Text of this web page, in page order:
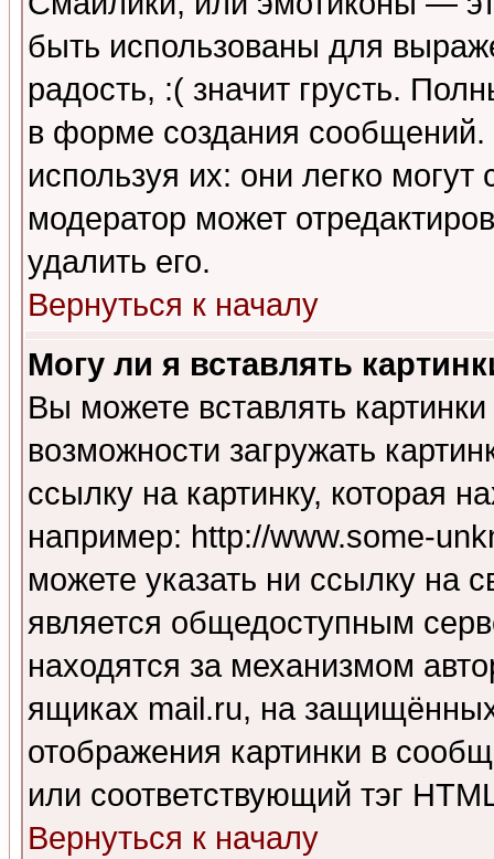
быть использованы для
радость, :( значит грусть.
в форме создания сообщений.
используя их: они легко
модератор может
удалить его.
Вернуться к началу
Могу ли я вставлять
Вы можете вставлять
возможности загружать
ссылку на картинку, которая
например: http://www.some-
можете указать ни ссылку на
является общедоступным
находятся за механизмом
ящиках mail.ru, на
отображения картинки в
или соответствующий тэг
Вернуться к началу